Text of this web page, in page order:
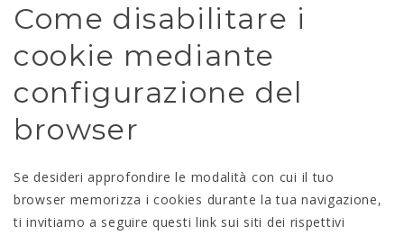
Come disabilitare i
cookie mediante
configurazione del
browser
Se desideri approfondire le modalità con cui il tuo
browser memorizza i cookies durante la tua navigazione,
ti invitiamo a seguire questi link sui siti dei rispettivi